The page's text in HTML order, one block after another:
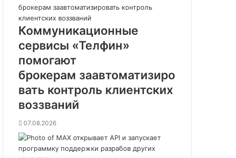
Коммуникационные
сервисы «Телфин»
помогают
брокерам заавтоматизиро
вать контроль клиентских
воззваний
07.08.2026